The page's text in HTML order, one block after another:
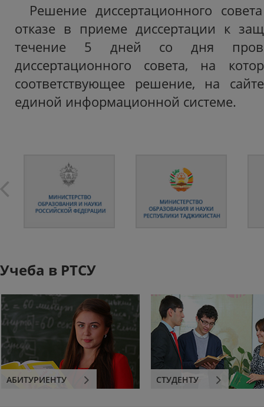
Решение диссертационного
отказе в приеме диссертации к
течение 5 дней со дня
диссертационного совета, на
соответствующее решение, на
единой информационной системе.
Учеба в РТСУ
АБИТУРИЕНТУ СТУДЕНТУ